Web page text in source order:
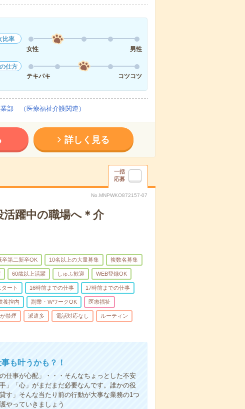
比率
女性
男性
仕方
テキパキ
コツコツ
部 （医療福祉介護関連）
詳しく見る
一括
応募
No.MNPWKO872157-07
躍中の職場へ＊介
卒第二新卒OK 10名以上の大量募集 複数名募集
60歳以上活躍 しゅふ歓迎 WEB登録OK
ート 16時前までの仕事 17時前までの仕事
養控内 副業・WワークOK 医療福祉
禁煙 派遣多 電話対応なし ルーティン
も叶うかも？！
仕事が心配」・・・そんなちょっとした不安
」「心」がまだまだ必要なんです。誰かの役
す」そんな当たり前の行動が大事な業務の1つ
やっていきましょう